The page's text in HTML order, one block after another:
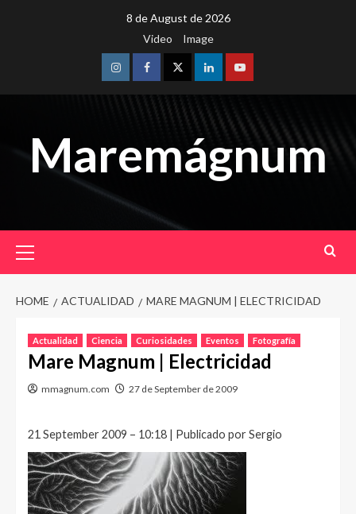
8 de August de 2026
Video
Image
InstagramFacebookTwitterLinkedinYoutube
Maremágnum
Menu
HOME ACTUALIDAD MARE MAGNUM | ELECTRICIDAD
Actualidad Ciencia Curiosidades Eventos Fotografía
Mare Magnum | Electricidad
mmagnum.com 27 de September de 2009
21 September 2009 – 10:18 | Publicado por Sergio